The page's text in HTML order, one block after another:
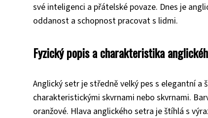
své inteligenci a přátelské povaze. Dnes je
oddanost a schopnost pracovat s lidmi.
Fyzický popis a charakteristika
Anglický setr je středně velký pes s elegantní
charakteristickými skvrnami nebo skvrnami.
oranžové. Hlava anglického setra je štíhlá s